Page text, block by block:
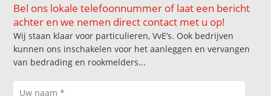
Bel ons lokale telefoonnummer of laat een bericht
achter en we nemen direct contact met u op!
Wij staan klaar voor particulieren, VvE’s. Ook bedrijven
kunnen ons inschakelen voor het aanleggen en vervangen
van bedrading en rookmelders...